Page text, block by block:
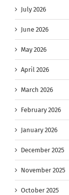
July 2026
June 2026
May 2026
April 2026
March 2026
February 2026
January 2026
December 2025
November 2025
October 2025